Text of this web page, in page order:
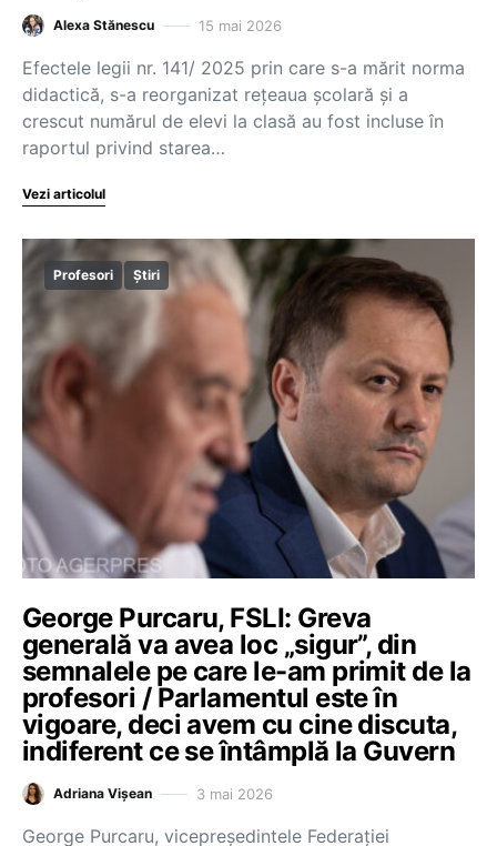
Alexa Stănescu 15 mai 2026
Efectele legii nr. 141/ 2025 prin care s-a mărit norma
didactică, s-a reorganizat rețeaua școlară și a
crescut numărul de elevi la clasă au fost incluse în
raportul privind starea…
Vezi articolul
Profesori Știri
George Purcaru, FSLI: Greva
generală va avea loc „sigur”, din
semnalele pe care le-am primit de la
profesori / Parlamentul este în
vigoare, deci avem cu cine discuta,
indiferent ce se întâmplă la Guvern
Adriana Vișean 3 mai 2026
George Purcaru, vicepreședintele Federației